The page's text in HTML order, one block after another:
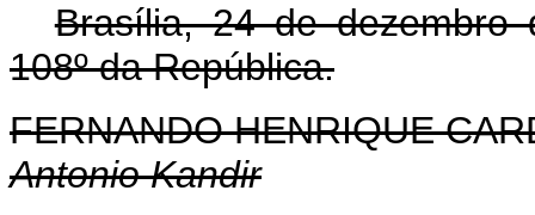
Brasília, 24 de dezembro
108º da República.
FERNANDO HENRIQUE
Antonio Kandir